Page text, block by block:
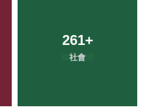
261+
社會